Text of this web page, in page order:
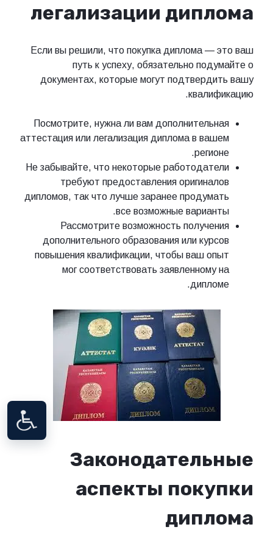
легализации диплома
Если вы решили, что покупка диплома — это ваш
путь к успеху, обязательно подумайте о
документах, которые могут подтвердить вашу
квалификацию.
Посмотрите, нужна ли вам дополнительная
аттестация или легализация диплома в вашем
регионе.
Не забывайте, что некоторые работодатели
требуют предоставления оригиналов
дипломов, так что лучше заранее продумать
все возможные варианты.
Рассмотрите возможность получения
дополнительного образования или курсов
повышения квалификации, чтобы ваш опыт
мог соответствовать заявленному на
дипломе.
Законодательные
аспекты покупки
диплома